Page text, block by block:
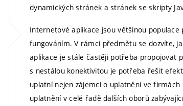
dynamických stránek a stránek se skripty
Internetové aplikace jsou většinou
fungováním. V rámci předmětu se dozvíte,
aplikace je stále častěji potřeba propojovat
s nestálou konektivitou je potřeba řešit
uplatní nejen zájemci o uplatnění ve
uplatnění v celé řadě dalších oborů